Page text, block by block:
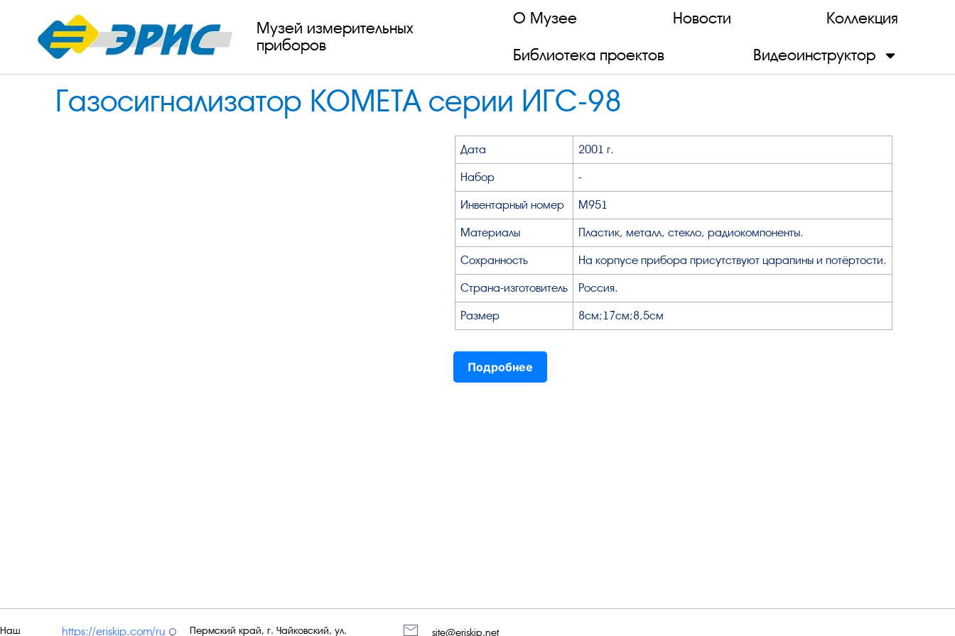
Музей измерительных
приборов
О Музее Новости Коллекция
Библиотека проектов Видеоинструктор
Газосигнализатор КОМЕТА серии ИГС-98
Дата 2001 г.
Набор -
Инвентарный номер М951
Материалы Пластик, металл, стекло, радиокомпоненты.
Сохранность На корпусе прибора присутствуют царапины и потёртости.
Страна-изготовитель Россия.
Размер 8см;17см;8,5см
Подробнее
Наш https://eriskip.com/ru Пермский край, г. Чайковский, ул. site@eriskip.net